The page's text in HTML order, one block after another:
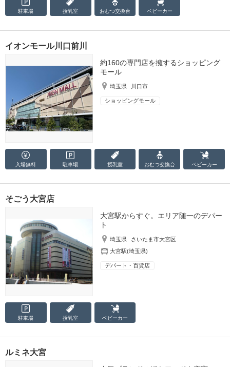
駐車場 授乳室 おむつ交換台 ベビーカー
イオンモール川口前川
約160の専門店を擁するショッピング
モール
埼玉県 川口市
ショッピングモール
入場無料 駐車場 授乳室 おむつ交換台 ベビーカー
そごう大宮店
大宮駅からすぐ。エリア随一のデパー
ト
埼玉県
さいたま市大宮区
大宮駅(埼玉県)
デパート・百貨店
駐車場 授乳室 ベビーカー
ルミネ大宮